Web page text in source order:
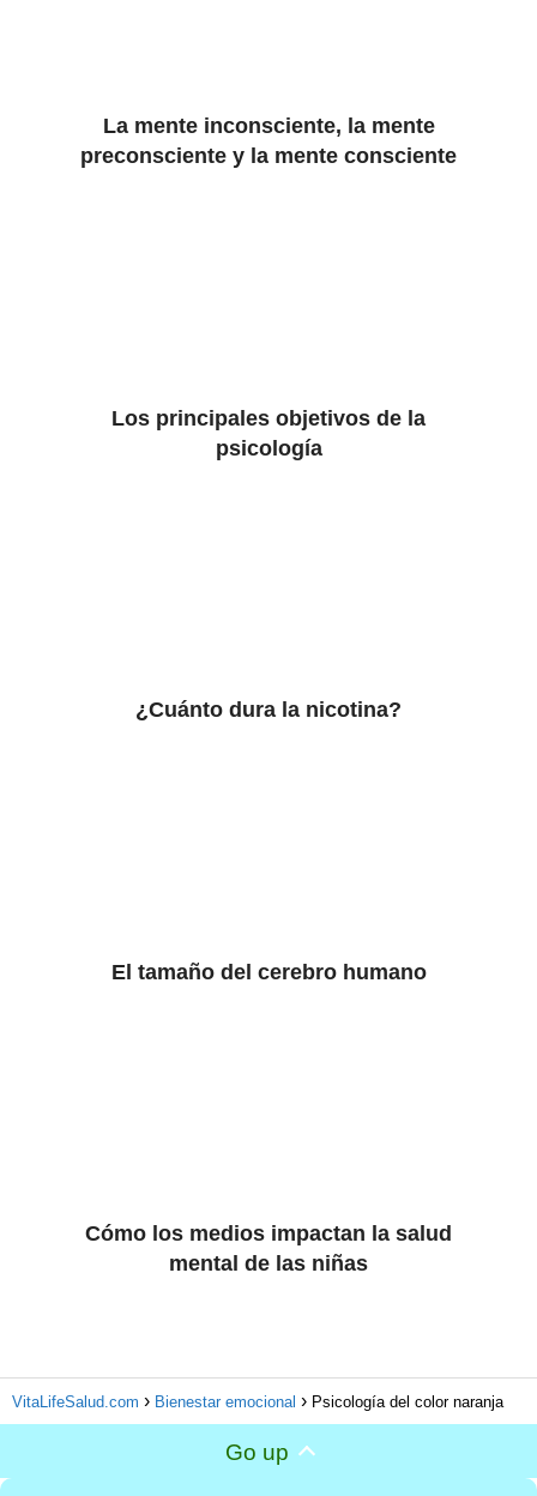
La mente inconsciente, la mente
preconsciente y la mente consciente
Los principales objetivos de la
psicología
¿Cuánto dura la nicotina?
El tamaño del cerebro humano
Cómo los medios impactan la salud
mental de las niñas
VitaLifeSalud.com Bienestar emocional Psicología del color naranja
Go up